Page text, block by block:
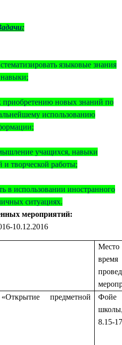
языковые знания
приобретению новых знаний по
использованию
учащихся, навыки
и творческой работы;
в использовании иностранного
ситуациях.
мероприятий:
10.12.2016
время
предметной
Фойе
8.15-